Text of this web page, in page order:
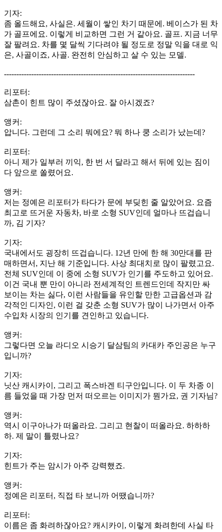
기자:
좀 올드해요, 사실은. 세월이 쌓인 차기 때문에. 베이스가 된 차
가 골프에요. 이렇게 비교하면 그런 거 같아요. 골프. 지금 너무
잘 팔려요. 차를 몇 달씩 기다려야 될 정도로 정말 익을 대로 익
은, 사골이죠, 사골. 완전히 안심하고 살 수 있는 모델.
-----------------------------------------------------------------------------
리포터:
삼촌이 힌트 많이 주셨잖아요. 잘 아시겠죠?
앵커:
압니다. 그런데 그 소리 뭐에요? 뭐 하나 쿵 소리가 났는데?
리포터:
아니 제가 일부러 끼익, 한 번 서 달라고 해서 뒤에 있는 짐이
다 앞으로 쏠렸어요.
앵커:
저는 정예은 리포터가 타다가 문에 부딪힌 줄 알았어요. 요즘
최고로 뜨거운 자동차, 바로 소형 SUV인데 얼마나 뜨겁습니
까, 김 기자?
기자:
국내에서도 굉장히 뜨겁습니다. 12년 만에 한 해 30만대를 판
매하면서, 지난 해 기준입니다. 사상 최대치로 많이 팔렸고요.
전체 SUV인데 이 중에 소형 SUV가 인기를 주도하고 있어요.
이건 국내 뿐 만이 아니라 전세계적인 트렌드인데 작지만 싸
보이는 차는 싫다, 이런 사람들을 유인할 만한 고급옵션과 감
각적인 디자인, 이런 걸 갖춘 소형 SUV가 많이 나가면서 아주
수입차 시장의 인기를 견인하고 있습니다.
앵커:
그렇다면 오늘 라디오 시승기 달삼팀의 카대카 주인공은 누구
입니까?
기자:
닛산 캐시카이, 그리고 폭스바겐 티구안입니다. 이 두 차종 이
름 들었을 때 가장 먼저 떠오르는 이미지가 뭔가요, 권 기자님?
앵커:
역시 이구아나가 떠올라요. 그리고 현찰이 떠올라요. 하하하
하. 제 말이 틀렸나요?
기자:
힌트가 주는 암시가 아주 강력했죠.
앵커:
정예은 리포터, 직접 타 보니까 어땠습니까?
리포터:
이름은 좀 화려하잖아요? 캐시카이, 이렇게 화려한데 사실 타